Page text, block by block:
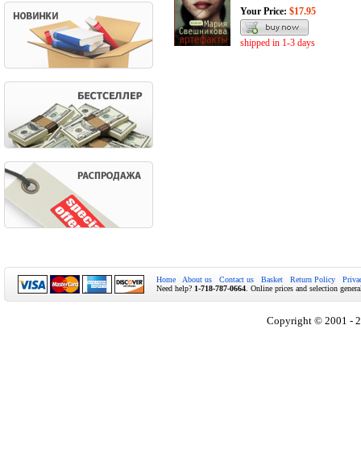
Your Price: $17.95
shipped in 1-3 days
Home About us Contact us Basket Return Policy
Need help? 1-718-787-0664 . Online prices and selection
Copyright © 2001 -